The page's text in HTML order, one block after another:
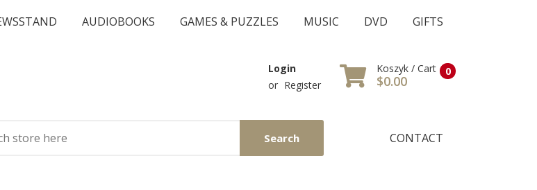
AUDIOBOOKS GAMES & PUZZLES MUSIC DVD GIFTS
Login
or Register
0
Koszyk / Cart
$0.00
Search CONTACT